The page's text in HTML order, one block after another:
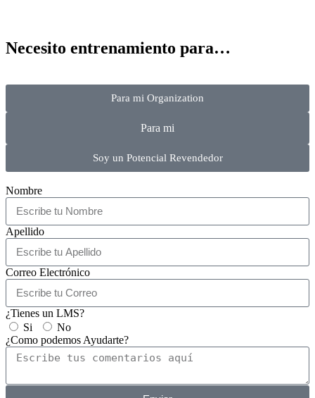
Para mi Organization
Para mi
Nombre
Apellido
Correo Electrónico
¿Tienes un LMS?
Si
No